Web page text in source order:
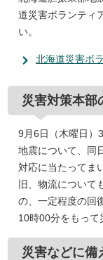
道災害ボランティ
い。
北海道災害ボ
災害対策本部
9月6日（木曜日）
地震について、同
対応に当たってま
旧、物流につい
の、一定程度の回
10時00分をもって
災害などに備